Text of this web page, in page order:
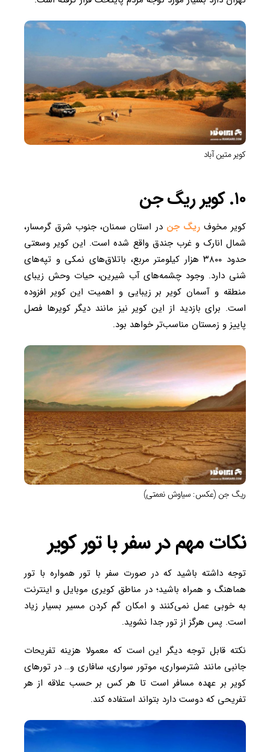
کویر متین آباد
۱۰. کویر ریگ جن
کویر مخوفریگ جن در استان سمنان، جنوب شرق گرمسار،
شمال انارک و غرب جندق واقع شده است. این کویر وسعتی
حدود ۳۸۰۰ هزار کیلومتر مربع، باتلاق‌های نمکی و تپه‌‎های
شنی دارد. وجود چشمه‌های آب شیرین، حیات وحش زیبای
منطقه و آسمان کویر بر زیبایی و اهمیت این کویر افزوده
است. برای بازدید از این کویر نیز مانند دیگر کویرها فصل
پاییز و زمستان مناسب‌تر خواهد بود.
ریگ جن (عکس: سیاوش نعمتی)
نکات مهم در سفر با تور کویر
توجه داشته باشید که در صورت سفر با تور همواره با تور
هماهنگ و همراه باشید؛ در مناطق کویری موبایل و اینترنت
به خوبی عمل نمی‌کنند و امکان گم کردن مسیر بسیار زیاد
است. پس هرگز از تور جدا نشوید.
نکته قابل توجه دیگر این است که معمولا هزینه تفریحات
جانبی مانند شترسواری، موتور سواری، سافاری و… در تورهای
کویر بر عهده مسافر است تا هر کس بر حسب علاقه از هر
تفریحی که دوست دارد بتواند استفاده کند.